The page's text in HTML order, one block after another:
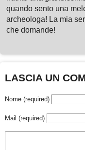
quando sento una
archeologa! La mia
che domande!
LASCIA UN
Nome (required)
Mail (required)